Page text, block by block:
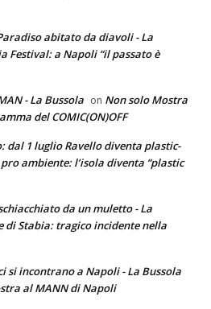
abitato da diavoli - La
Festival: a Napoli “il passato è
- La Bussola on Non solo Mostra
del COMIC(ON)OFF
dal 1 luglio Ravello diventa plastic-
ambiente: l’isola diventa “plastic
da un muletto - La
di Stabia: tragico incidente nella
si incontrano a Napoli - La Bussola
al MANN di Napoli